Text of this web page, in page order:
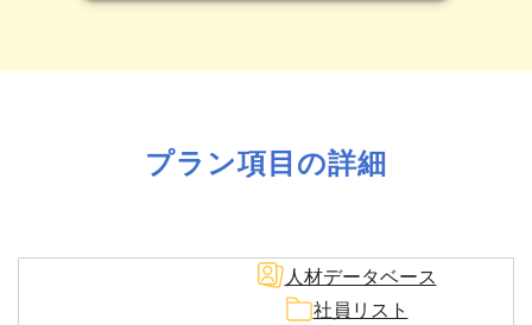
プラン項目の詳細
人材データベース
社員リスト